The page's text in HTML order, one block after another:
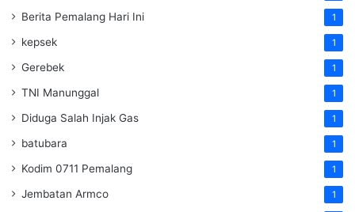
Berita Pemalang Hari Ini 1
kepsek 1
Gerebek 1
TNI Manunggal 1
Diduga Salah Injak Gas 1
batubara 1
Kodim 0711 Pemalang 1
Jembatan Armco 1